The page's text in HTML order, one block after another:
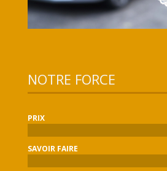
NOTRE FORCE
PRIX
SAVOIR FAIRE